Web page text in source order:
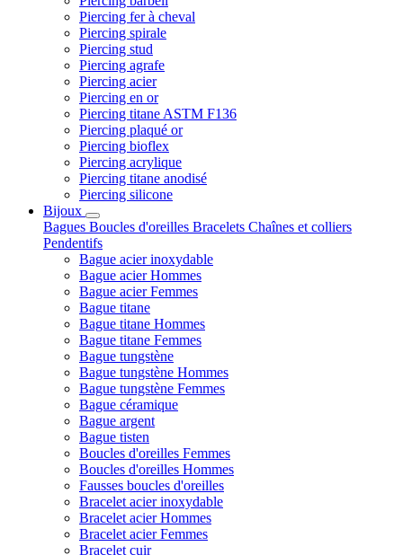
Piercing fer à cheval
Piercing spirale
Piercing stud
Piercing agrafe
Piercing acier
Piercing en or
Piercing titane ASTM F136
Piercing plaqué or
Piercing bioflex
Piercing acrylique
Piercing titane anodisé
Piercing silicone
Bijoux
Bagues Boucles d'oreilles Bracelets Chaînes et colliers
Pendentifs
Bague acier inoxydable
Bague acier Hommes
Bague acier Femmes
Bague titane
Bague titane Hommes
Bague titane Femmes
Bague tungstène
Bague tungstène Hommes
Bague tungstène Femmes
Bague céramique
Bague argent
Bague tisten
Boucles d'oreilles Femmes
Boucles d'oreilles Hommes
Fausses boucles d'oreilles
Bracelet acier inoxydable
Bracelet acier Hommes
Bracelet acier Femmes
Bracelet cuir